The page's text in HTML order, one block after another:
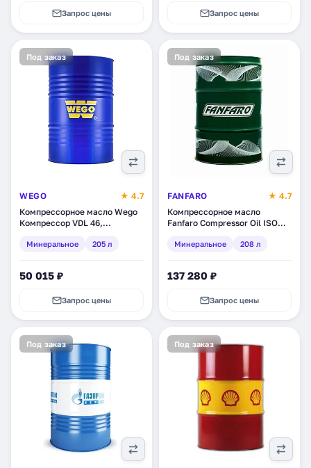
Запрос цены Запрос цены
Под заказ
WEGO
★ 4.7
Компрессорное масло Wego
Компрессор VDL 46,
(4627089063717)
Минеральное 205 л
50 015 ₽
Запрос цены
Под заказ
FANFARO
★ 4.7
Компрессорное масло
Fanfaro Compressor Oil ISO
(1728-1)
Минеральное 208 л
137 280 ₽
Запрос цены
Под заказ Под заказ